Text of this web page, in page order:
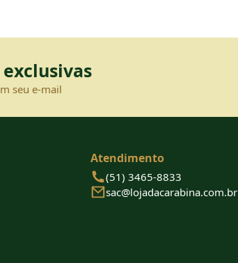
seu e-mail
Atendimento
(51) 3465-8833
sac@lojadacarabina.com.br